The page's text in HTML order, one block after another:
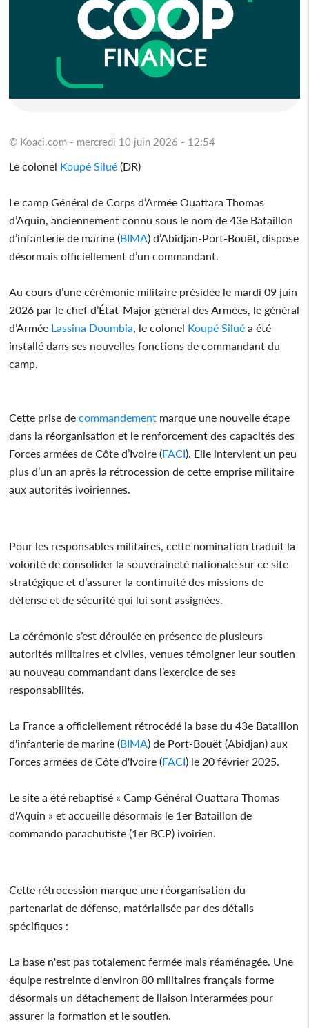
© Koaci.com - mercredi 10 juin 2026 - 12:54
Le colonel Koupé Silué (DR)
Le camp Général de Corps d’Armée Ouattara Thomas
d’Aquin, anciennement connu sous le nom de 43e Bataillon
d’infanterie de marine (BIMA) d’Abidjan-Port-Bouët, dispose
désormais officiellement d’un commandant.
Au cours d’une cérémonie militaire présidée le mardi 09 juin
2026 par le chef d’État-Major général des Armées, le général
d’Armée Lassina Doumbia , le colonel Koupé Silué a été
installé dans ses nouvelles fonctions de commandant du
camp.
Cette prise decommandement marque une nouvelle étape
dans la réorganisation et le renforcement des capacités des
Forces armées de Côte d’Ivoire (FACI). Elle intervient un peu
plus d’un an après la rétrocession de cette emprise militaire
aux autorités ivoiriennes.
Pour les responsables militaires, cette nomination traduit la
volonté de consolider la souveraineté nationale sur ce site
stratégique et d’assurer la continuité des missions de
défense et de sécurité qui lui sont assignées.
La cérémonie s’est déroulée en présence de plusieurs
autorités militaires et civiles, venues témoigner leur soutien
au nouveau commandant dans l’exercice de ses
responsabilités.
La France a officiellement rétrocédé la base du 43e Bataillon
d'infanterie de marine (BIMA) de Port-Bouët (Abidjan) aux
Forces armées de Côte d'Ivoire (FACI) le 20 février 2025.
Le site a été rebaptisé « Camp Général Ouattara Thomas
d'Aquin » et accueille désormais le 1er Bataillon de
commando parachutiste (1er BCP) ivoirien.
Cette rétrocession marque une réorganisation du
partenariat de défense, matérialisée par des détails
spécifiques :
La base n'est pas totalement fermée mais réaménagée. Une
équipe restreinte d'environ 80 militaires français forme
désormais un détachement de liaison interarmées pour
assurer la formation et le soutien.